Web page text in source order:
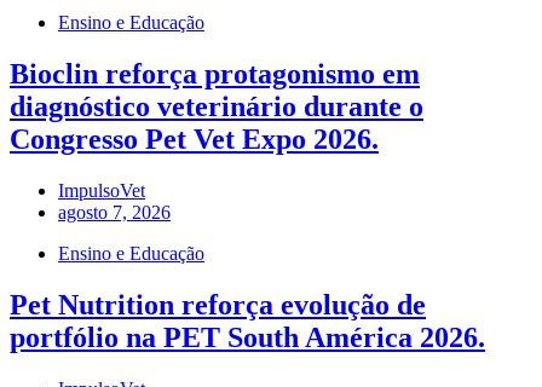
Ensino e Educação
Bioclin reforça protagonismo em
diagnóstico veterinário durante o
Congresso Pet Vet Expo 2026.
ImpulsoVet
agosto 7, 2026
Ensino e Educação
Pet Nutrition reforça evolução de
portfólio na PET South América 2026.